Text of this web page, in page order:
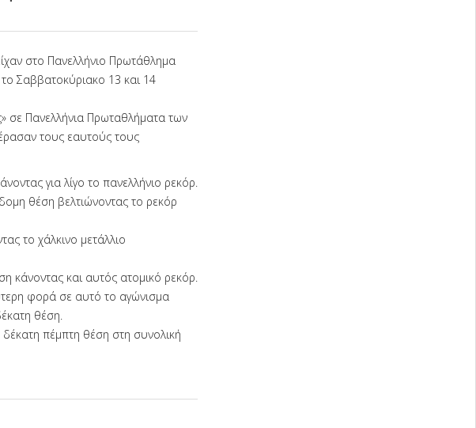
στο Πανελλήνιο Πρωτάθλημα
Σαββατοκύριακο 13 και 14
σε Πανελλήνια Πρωταθλήματα των
τους εαυτούς τους
για λίγο το πανελλήνιο ρεκόρ.
θέση βελτιώνοντας το ρεκόρ
το χάλκινο μετάλλιο
κάνοντας και αυτός ατομικό ρεκόρ.
φορά σε αυτό το αγώνισμα
θέση.
πέμπτη θέση στη συνολική